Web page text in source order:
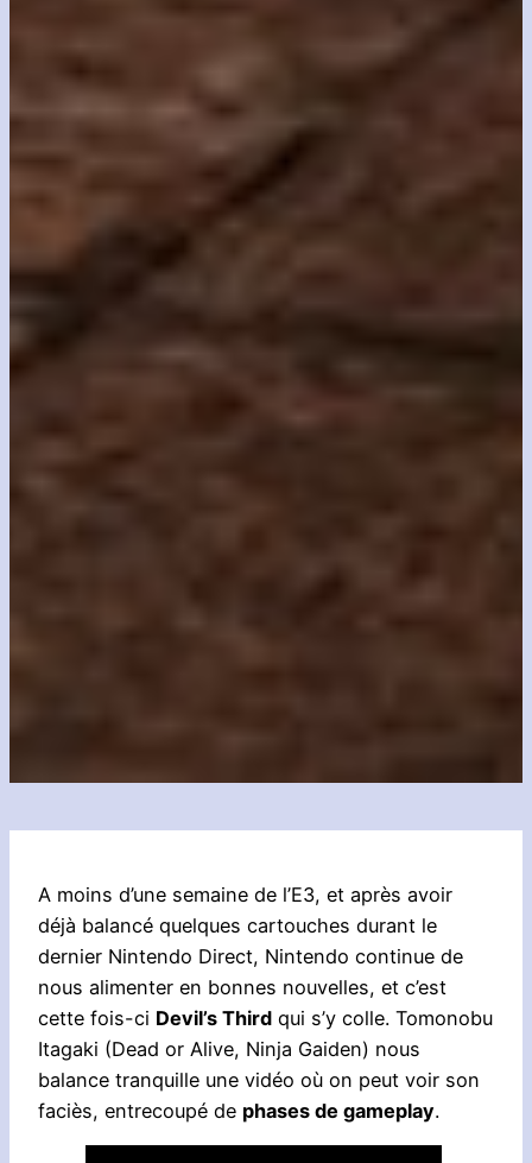
A moins d’une semaine de l’E3, et après avoir
déjà balancé quelques cartouches durant le
dernier Nintendo Direct, Nintendo continue de
nous alimenter en bonnes nouvelles, et c’est
cette fois-ci Devil’s Third qui s’y colle. Tomonobu
Itagaki (Dead or Alive, Ninja Gaiden) nous
balance tranquille une vidéo où on peut voir son
faciès, entrecoupé de phases de gameplay.